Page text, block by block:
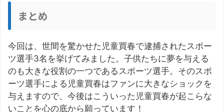
まとめ
今回は、世間を驚かせた児童買春で逮捕されたスポー
ツ選手3名を挙げてみました。子供たちに夢を与える
のも大きな役割の一つであるスポーツ選手。そのスポ
ーツ選手による児童買春はファンに大きなショックを
与えますので、今後はこういった児童買春が起こらな
いことを心の底から願っています！